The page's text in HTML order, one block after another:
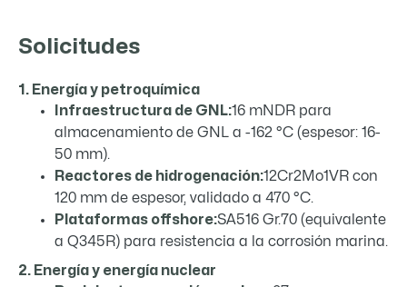
Solicitudes
1. Energía y petroquímica
Infraestructura de GNL:16 mNDR para
almacenamiento de GNL a -162 °C (espesor: 16-
50 mm).
Reactores de hidrogenación:12Cr2Mo1VR con
120 mm de espesor, validado a 470 °C.
Plataformas offshore:SA516 Gr.70 (equivalente
a Q345R) para resistencia a la corrosión marina.
2. Energía y energía nuclear